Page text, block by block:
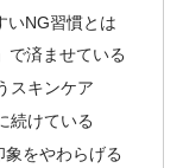
いNG習慣とは
で済ませている
スキンケア
続けている
をやわらげる